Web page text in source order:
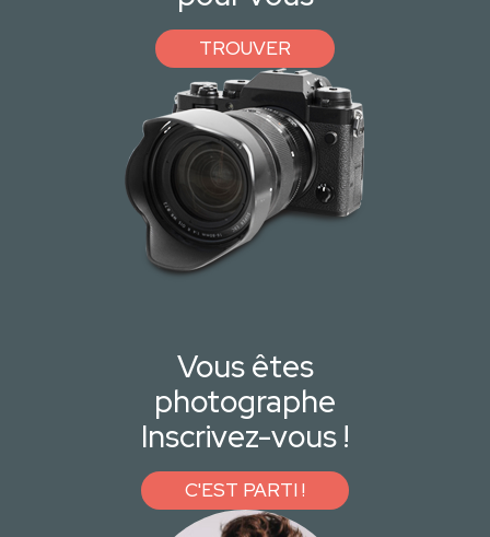
TROUVER
Vous êtes
photographe
Inscrivez-vous !
C'EST PARTI !